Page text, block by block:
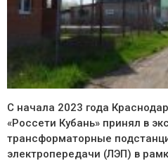
С начала 2023 года
«Россети Кубань» принял в
трансформаторные
электропередачи (ЛЭП) в